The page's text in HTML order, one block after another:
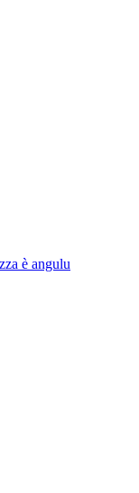
è angulu